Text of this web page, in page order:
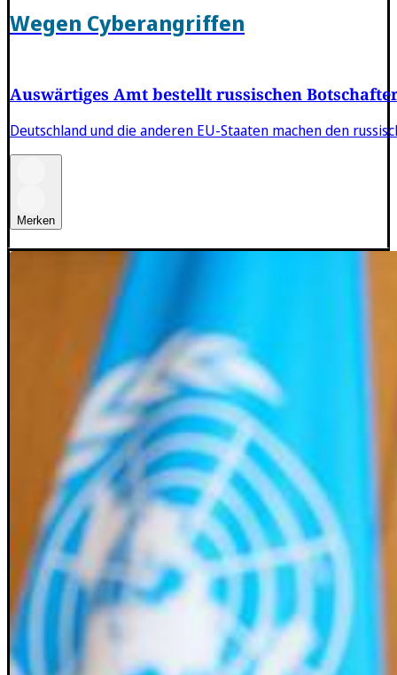
Wegen Cyberangriffen
Auswärtiges Amt bestellt russischen
Deutschland und die anderen EU-Staaten machen den
Merken